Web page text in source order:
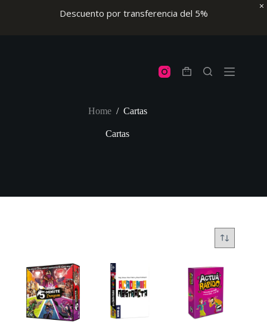
Descuento por transferencia del 5%
Shopping
Home / Cartas
Cartas